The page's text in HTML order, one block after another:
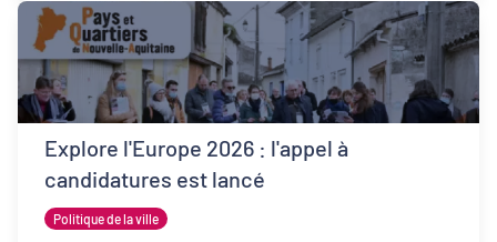
Explore l'Europe 2026 : l'appel à
candidatures est lancé
Politique de la ville